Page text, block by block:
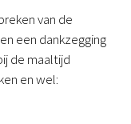
van de
een dankzegging
de maaltijd
en wel: